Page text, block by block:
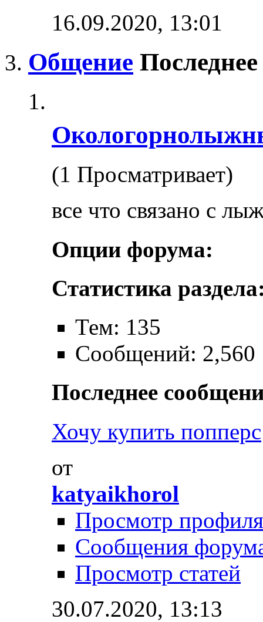
16.09.2020, 13:01
Общение
(1 Просматривает)
все что связано с
Опции форума:
Статистика
Тем: 135
Сообщений: 2,560
Последнее
Хочу купить попперс
от
katyaikhorol
Просмотр профиля
Сообщения
Просмотр статей
30.07.2020, 13:13